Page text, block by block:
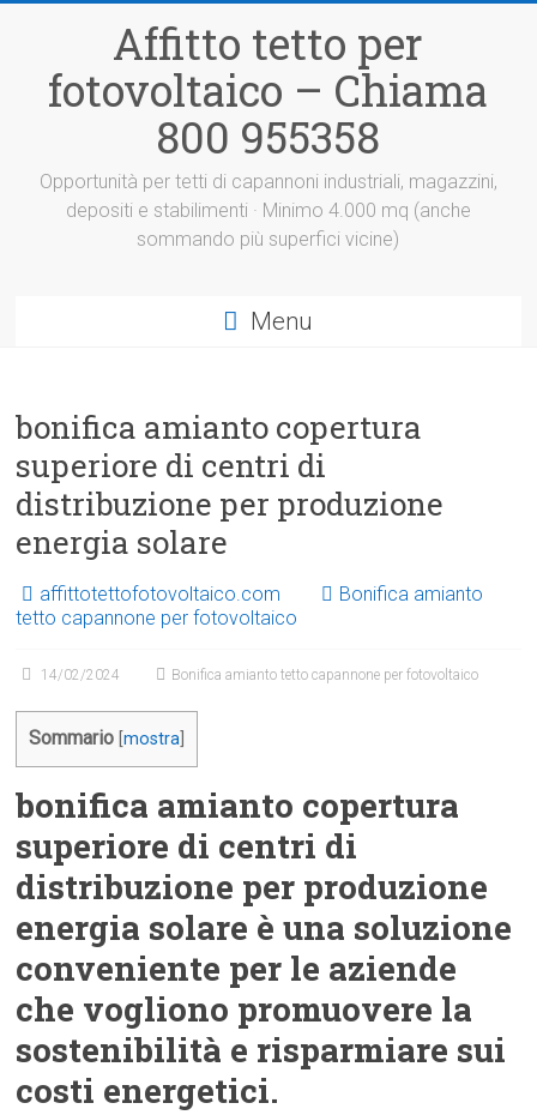
Affitto tetto per
fotovoltaico – Chiama
800 955358
Opportunità per tetti di capannoni industriali, magazzini,
depositi e stabilimenti · Minimo 4.000 mq (anche
sommando più superfici vicine)
Menu
bonifica amianto copertura
superiore di centri di
distribuzione per produzione
energia solare
affittotettofotovoltaico.com
Bonifica amianto
tetto capannone per fotovoltaico
14/02/2024 Bonifica amianto tetto capannone per fotovoltaico
Sommario [mostra
bonifica amianto copertura
superiore di centri di
distribuzione per produzione
energia solare è una soluzione
conveniente per le aziende
che vogliono promuovere la
sostenibilità e risparmiare sui
costi energetici.